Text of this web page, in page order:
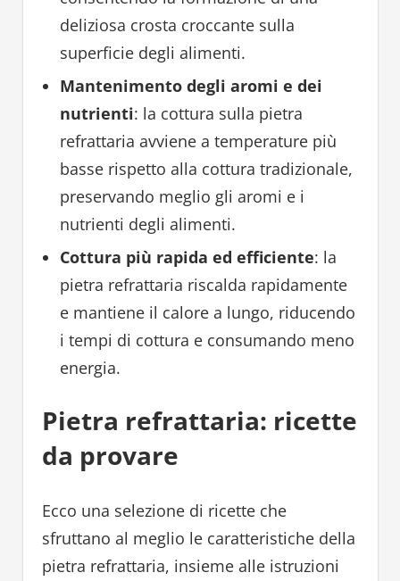
deliziosa crosta croccante sulla
superficie degli alimenti.
Mantenimento degli aromi e dei
nutrienti: la cottura sulla pietra
refrattaria avviene a temperature più
basse rispetto alla cottura tradizionale,
preservando meglio gli aromi e i
nutrienti degli alimenti.
Cottura più rapida ed efficiente: la
pietra refrattaria riscalda rapidamente
e mantiene il calore a lungo, riducendo
i tempi di cottura e consumando meno
energia.
Pietra refrattaria: ricette
da provare
Ecco una selezione di ricette che
sfruttano al meglio le caratteristiche della
pietra refrattaria, insieme alle istruzioni